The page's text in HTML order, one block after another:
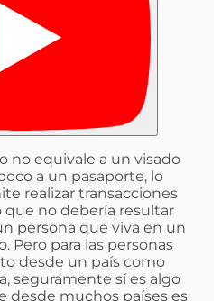
no equivale a un visado
a un pasaporte, lo
realizar transacciones
que no debería resultar
persona que viva en un
Pero para las personas
desde un país como
seguramente sí es algo
desde muchos países es